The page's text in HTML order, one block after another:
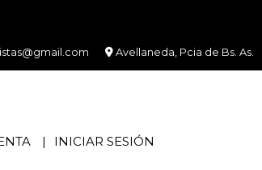
Avellaneda, Pcia de Bs. As.
INICIAR SESIÓN